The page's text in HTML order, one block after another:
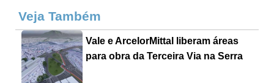
Veja Também
Vale e ArcelorMittal liberam áreas
para obra da Terceira Via na Serra